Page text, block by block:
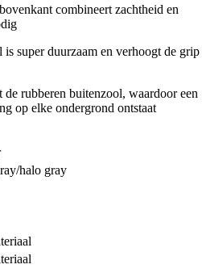
combineert zachtheid en
super duurzaam en verhoogt de grip
rubberen buitenzool, waardoor een
op elke ondergrond ontstaat
halo gray